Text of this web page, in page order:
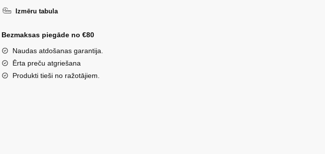
siltināti
kažociņu
un
austiņām
rozā
Izmēru tabula
Bezmaksas piegāde no €80
Naudas atdošanas garantija.
Ērta preču atgriešana
Produkti tieši no ražotājiem.